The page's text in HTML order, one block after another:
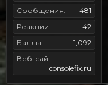
Сообщения
481
Реакции
42
Баллы
1,092
Веб-сайт
consolefix.ru